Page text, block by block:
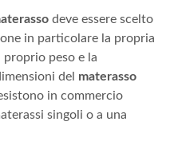
deve essere scelto
in particolare la propria
peso e la
del materasso
in commercio
singoli o a una